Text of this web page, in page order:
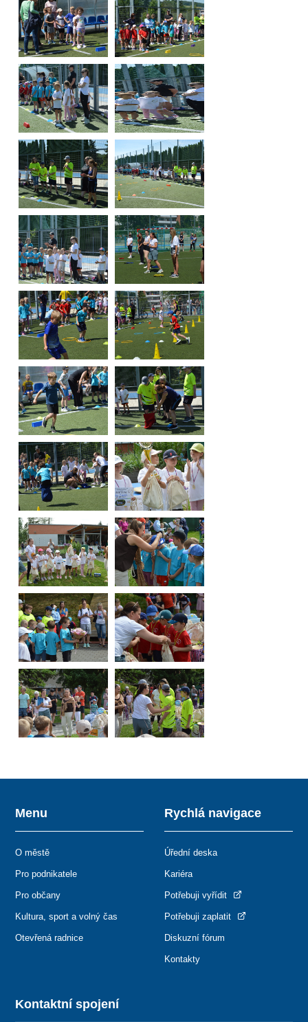
Kontaktní spojení
Menu
O městě
Pro podnikatele
Pro občany
Kultura, sport a volný čas
Otevřená radnice
Rychlá navigace
Úřední deska
Kariéra
Potřebuji vyřídit
Potřebuji zaplatit
Diskuzní fórum
Kontakty